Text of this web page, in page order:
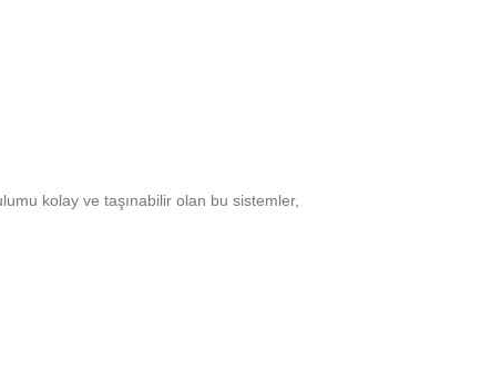
kolay ve taşınabilir olan bu sistemler,